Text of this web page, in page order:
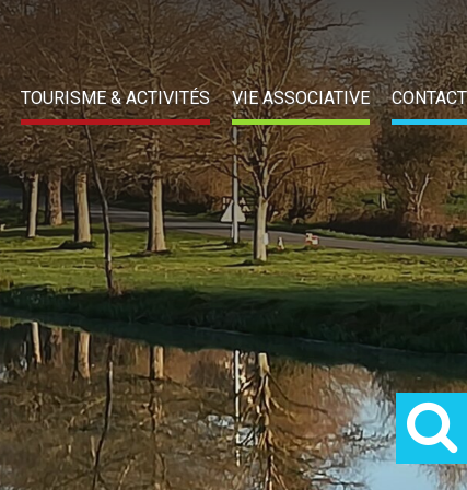
TOURISME & ACTIVITÉS VIE ASSOCIATIVE CONTACT